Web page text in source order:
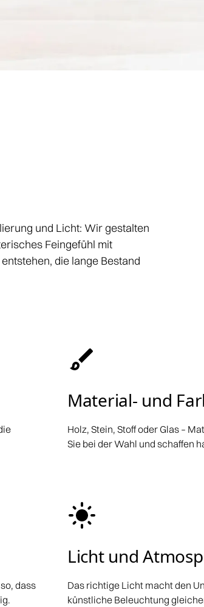
und Licht: Wir gestalten
Feingefühl mit
die lange Bestand
Material- und
Holz, Stein, Stoff oder Glas –
Sie bei der Wahl und schaffen
dass
Licht und
Das richtige Licht macht den
künstliche Beleuchtung